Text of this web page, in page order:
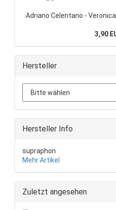
Adriano Celentano -
3,90
Hersteller
Hersteller Info
supraphon
Mehr Artikel
Zuletzt angesehen